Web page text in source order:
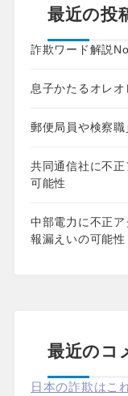
最近の投
詐欺ワード解説
息子かたるオレ
郵便局員や検察
共同通信社に不
可能性
中部電力に不正
報漏えいの可能性
最近のコ
日本の詐欺はこ